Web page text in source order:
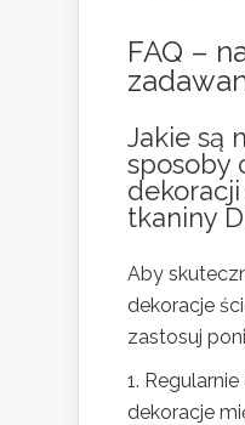
FAQ –
Jakie są
sposoby
tkaniny
Aby
dekoracje
zastosuj
dekoracje